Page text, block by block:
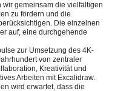
wir gemeinsam die vielfältigen
zu fördern und die
Die einzelnen
auf, eine durchgehende
zur Umsetzung des 4K-
von zentraler
Kreativität und
Arbeiten mit Excalidraw.
wird erwartet, dass die